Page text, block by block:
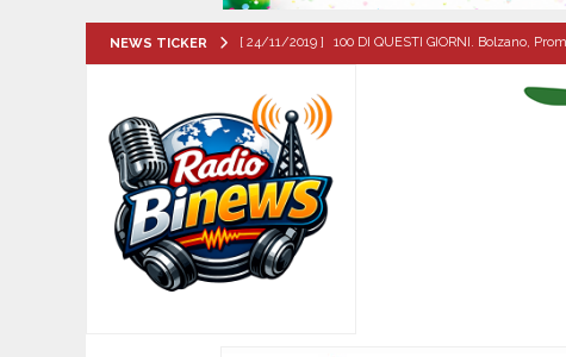
NEWS TICKER [ 24/11/2019 ] 100 DI QUESTI GIORNI. Bolzano,
[ 07/08/2026 ] Baiano in festa per i 40 anni di
[ 07/08/2026 ] Santa Filomena: una storia di fede
[ 06/08/2026 ] Il comune di Meta di Sorrento
CITTA'
[ 06/08/2026 ]